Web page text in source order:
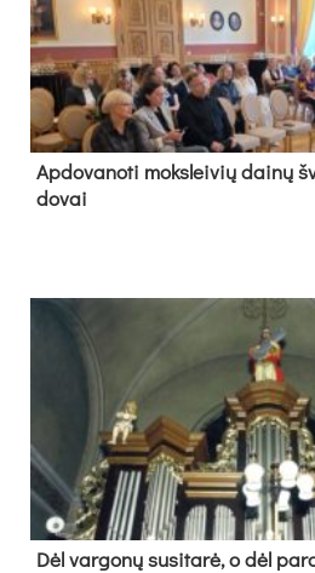
Ap­do­va­no­ti moks­lei­vių dai­nų
do­vai
Dėl var­go­nų su­si­ta­rė, o dėl